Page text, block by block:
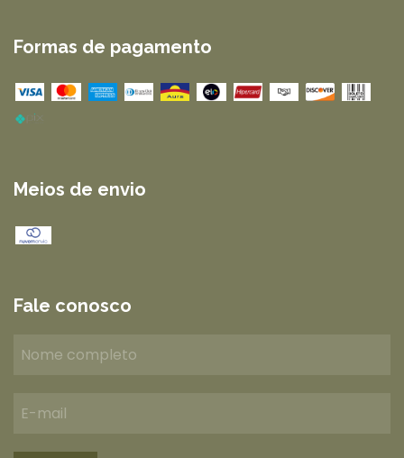
Formas de pagamento
Meios de envio
Fale conosco